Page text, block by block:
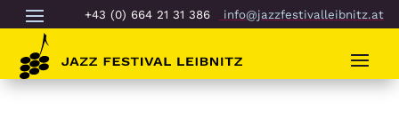
+43 (0) 664 21 31 386 info@jazzfestivalleibnitz.at